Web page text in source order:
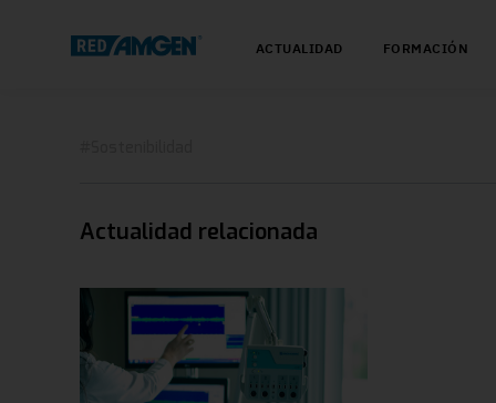
ACTUALIDAD FORMACIÓN
Actualidad relacionada